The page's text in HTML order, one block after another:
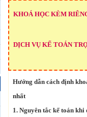
KHOÁ HỌC KÈM
DỊCH VỤ KẾ TOÁN
Hướng dẫn cách định
nhất
1. Nguyên tắc kế toán